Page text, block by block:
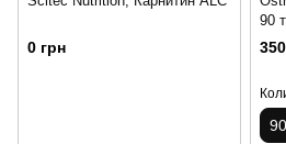
0 грн
90